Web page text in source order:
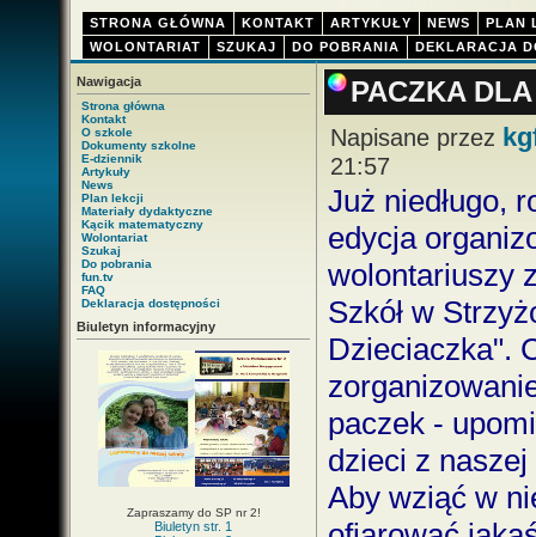
STRONA GŁÓWNA KONTAKT ARTYKUŁY NEWS
PLAN
WOLONTARIAT
SZUKAJ DO POBRANIA DEKLARACJA
Nawigacja
Strona główna
Kontakt
O szkole
Dokumenty szkolne
E-dziennik
Artykuły
News
Plan lekcji
Materiały dydaktyczne
Kącik matematyczny
Wolontariat
Szukaj
Do pobrania
fun.tv
FAQ
Deklaracja dostępności
Biuletyn informacyjny
Zapraszamy do SP nr 2!
Biuletyn str. 1
PACZKA
Napisane przez
21:57
Już niedługo,
edycja
wolontariuszy
Szkół w
Dzieciaczka".
paczek -
dzieci z naszej
Aby wziąć w